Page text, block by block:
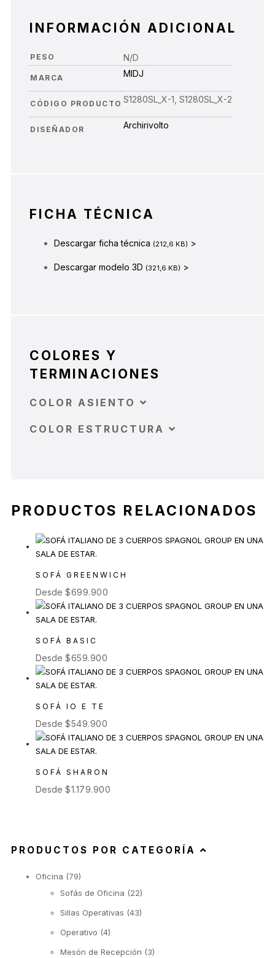
INFORMACIÓN ADICIONAL
PESO N/D
MARCA MIDJ
CÓDIGO PRODUCTO S1280SL_X-1, S1280SL_X-2
DISEÑADOR Archirivolto
FICHA TÉCNICA
Descargar ficha técnica (212,6 KB) >
Descargar modelo 3D (321,6 KB) >
COLORES Y
TERMINACIONES
COLOR ASIENTO
COLOR ESTRUCTURA
PRODUCTOS RELACIONADOS
SOFÁ GREENWICH
Desde $699.900
SOFÁ BASIC
Desde $659.900
SOFÁ IO E TE
Desde $549.900
SOFÁ SHARON
Desde $1.179.900
PRODUCTOS POR CATEGORÍA
Oficina (79)
Sofás de Oficina (22)
Sillas Operativas (43)
Operativo (4)
Mesón de Recepción (3)